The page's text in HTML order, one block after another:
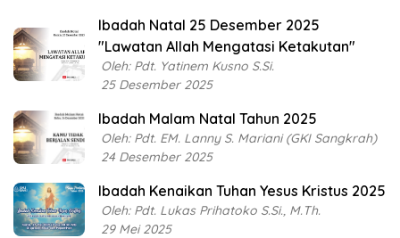
Ibadah Natal 25 Desember 2025
"Lawatan Allah Mengatasi Ketakutan"
Oleh: Pdt. Yatinem Kusno S.Si.
25 Desember 2025
Ibadah Malam Natal Tahun 2025
Oleh: Pdt. EM. Lanny S. Mariani (GKI Sangkrah)
24 Desember 2025
Ibadah Kenaikan Tuhan Yesus Kristus 2025
Oleh: Pdt. Lukas Prihatoko S.Si., M.Th.
29 Mei 2025